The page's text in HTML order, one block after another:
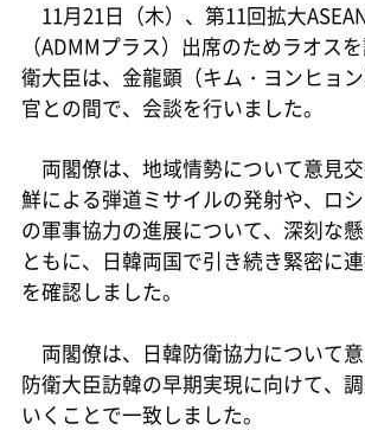
11月21日（木）、第11回拡大
（ADMMプラス）出席のためラオス
衛大臣は、金龍顕（キム・ヨンヒョ
官との間で、会談を行いました。
両閣僚は、地域情勢について意見
鮮による弾道ミサイルの発射や、ロ
の軍事協力の進展について、深刻な
ともに、日韓両国で引き続き緊密に
を確認しました。
両閣僚は、日韓防衛協力について意
防衛大臣訪韓の早期実現に向けて、
いくことで一致しました。